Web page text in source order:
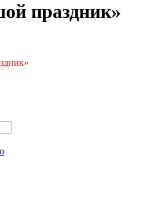
праздник»